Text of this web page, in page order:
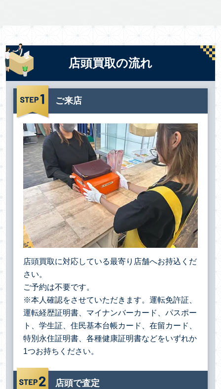
店頭買取の流れ
ご来店
店頭買取に対応している最寄り店舗へお持込くだ
さい。
ご予約は不要です。
※本人確認をさせていただきます。運転免許証、
運転経歴証明書、マイナンバーカード、パスポー
ト、学生証、住民基本台帳カード、在留カード、
特別永住証明書、各種健康証明書などをいずれか
1つお持ちください。
店頭で査定